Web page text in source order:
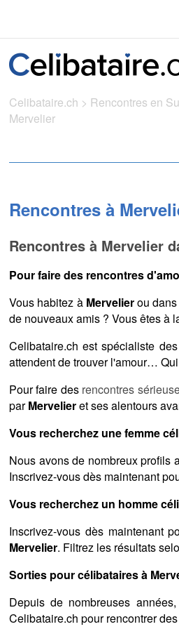
Celibataire.ch > Rencontres en
Mervelier
Rencontres à
Rencontres à Mervelier
Pour faire des rencontres
Vous habitez à Mervelierou dans
de nouveaux amis ? Vous êtes à
Celibataire.ch est spécialiste
attendent de trouver l'amour…
Pour faire des rencontres
parMervelieret ses alentours
Vous recherchez une femme
Nous avons de nombreux profils
Inscrivez-vous dès maintenant
Vous recherchez un homme
Inscrivez-vous dès maintenant
Mervelier. Filtrez les résultats
Sorties pour célibataires à
Depuis de nombreuses
Celibataire.ch pour rencontrer